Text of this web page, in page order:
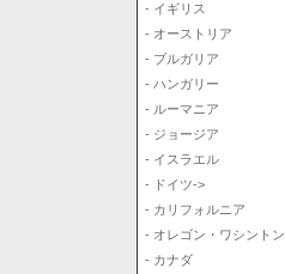
- イギリス
- オーストリア
- ブルガリア
- ハンガリー
- ルーマニア
- ジョージア
- イスラエル
- ドイツ->
- カリフォルニア
- オレゴン・ワシントン
- カナダ